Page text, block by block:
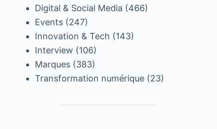
Digital & Social Media (466)
Events(247)
Innovation & Tech (143)
Interview (106)
Marques(383)
Transformation numérique(23)